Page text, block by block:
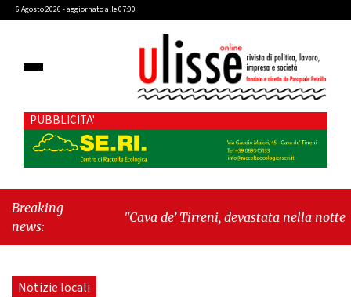
6 Agosto 2026 - aggiornato alle 07:00
PUBBLICITA'
Breaking
news:
"Cava de’ Tirreni, devastata nella notte la Villa
fragilità sociali e pressioni economiche"
Notizie locali